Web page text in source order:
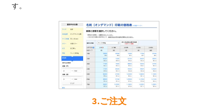
2024/6/14
エコノミータイプののぼりが作成できるよ
うになりました！
【新商品】のぼり
が作成できるようになり
ました！
DMのデザインテンプレートを追加しまし
た。
【新商品】ステッカー
す。
3.ご注文